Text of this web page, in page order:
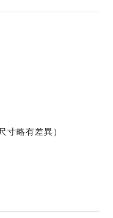
略有差異）